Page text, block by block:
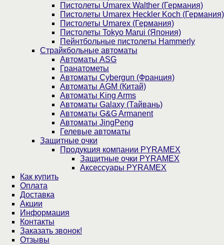
Пистолеты Umarex Walther (Германия)
Пистолеты Umarex Heckler Koch (Германия)
Пистолеты Umarex (Германия)
Пистолеты Tokyo Marui (Япония)
Пейнтбольные пистолеты Hammerly
Страйкбольные автоматы
Автоматы ASG
Гранатометы
Автоматы Cybergun (Франция)
Автоматы AGM (Китай)
Автоматы King Arms
Автоматы Galaxy (Тайвань)
Автоматы G&G Armanent
Автоматы JingPeng
Гелевые автоматы
Защитные очки
Продукция компании PYRAMEX
Защитные очки PYRAMEX
Аксессуары PYRAMEX
Как купить
Оплата
Доставка
Акции
Информация
Контакты
Заказать звонок!
Отзывы